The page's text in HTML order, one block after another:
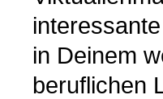
in Deinem
beruflichen